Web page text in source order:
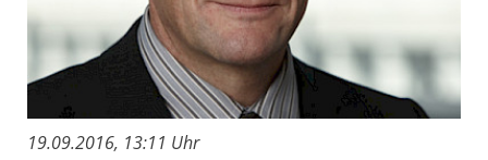
19.09.2016, 13:11 Uhr